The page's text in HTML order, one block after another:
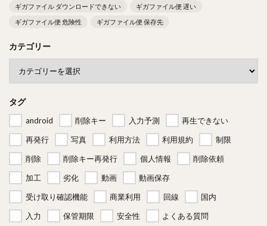
ギガファイル ダウンロードできない
ギガファイル便 遅い
ギガファイル便 危険性
ギガファイル便 保存先
カテゴリー
タグ
android 削除キー 入力予測
再生できない
再発行
写真 利用方法 利用規約
制限
削除
削除キー再発行 個人情報
削除依頼
加工
劣化 動画
動画保存
受け取り確認機能
商業利用 回線
国内
入力
保管期限 安全性
よくある質問